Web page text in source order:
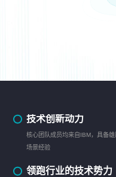
技术创新动力
核心团队成员均来自IBM，具备
场景经验
领跑行业的技术势力